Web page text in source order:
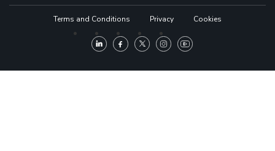
Terms and Conditions Privacy Cookies